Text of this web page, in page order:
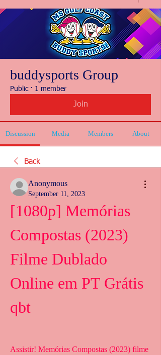
buddysports Group
Public · 1 member
Join
Discussion Media Members About
Back
Anonymous
September 11, 2023
[1080p] Memórias
Compostas (2023)
Filme Dublado
Online em PT Grátis
qbt
Assistir! Memórias Compostas (2023) filme